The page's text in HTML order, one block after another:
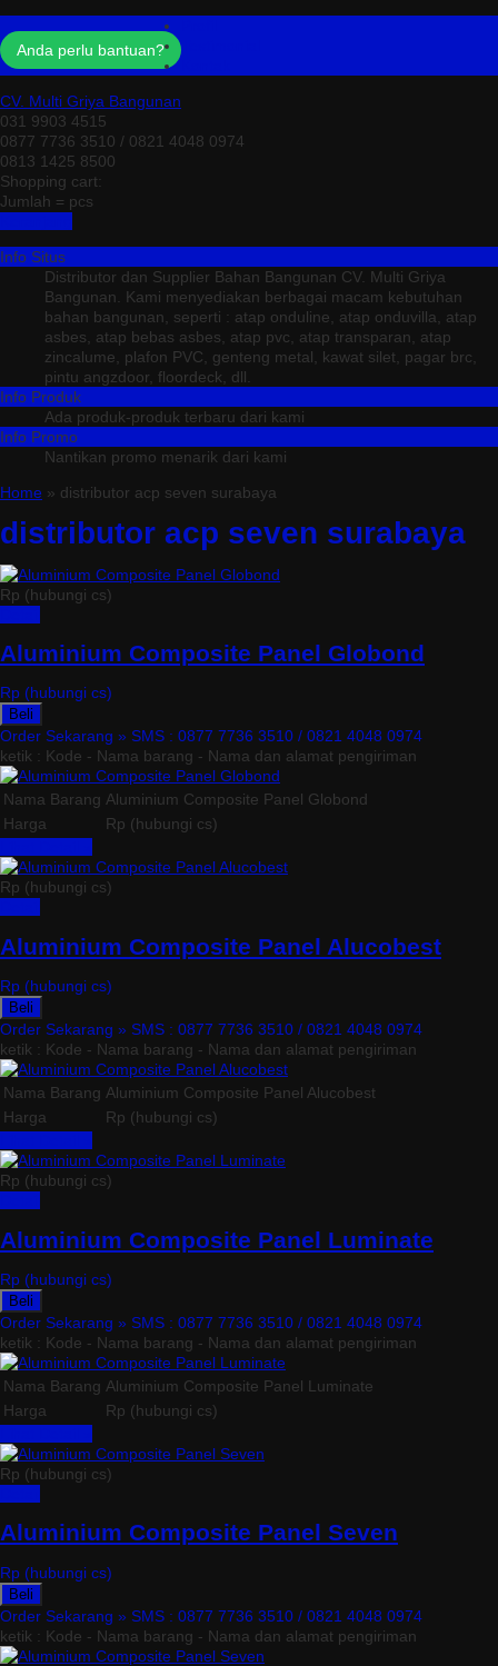
Anda perlu bantuan?
CV. Multi Griya Bangunan
031 9903 4515
0877 7736 3510 / 0821 4048 0974
0813 1425 8500
Shopping cart:
Jumlah = pcs
Info Situs
Distributor dan Supplier Bahan Bangunan CV. Multi Griya
Bangunan. Kami menyediakan berbagai macam kebutuhan
bahan bangunan, seperti : atap onduline, atap onduvilla, atap
asbes, atap bebas asbes, atap pvc, atap transparan, atap
zincalume, plafon PVC, genteng metal, kawat silet, pagar brc,
pintu angzdoor, floordeck, dll.
Info Produk
Ada produk-produk terbaru dari kami
Info Promo
Nantikan promo menarik dari kami
Home » distributor acp seven surabaya
distributor acp seven surabaya
Rp (hubungi cs)
Aluminium Composite Panel Globond
Rp (hubungi cs)
Beli
Order Sekarang » SMS : 0877 7736 3510 / 0821 4048 0974
ketik : Kode - Nama barang - Nama dan alamat pengiriman
Nama Barang Aluminium Composite Panel Globond
Harga
Rp (hubungi cs)
Rp (hubungi cs)
Aluminium Composite Panel Alucobest
Rp (hubungi cs)
Beli
Order Sekarang » SMS : 0877 7736 3510 / 0821 4048 0974
ketik : Kode - Nama barang - Nama dan alamat pengiriman
Nama Barang Aluminium Composite Panel Alucobest
Harga
Rp (hubungi cs)
Rp (hubungi cs)
Aluminium Composite Panel Luminate
Rp (hubungi cs)
Beli
Order Sekarang » SMS : 0877 7736 3510 / 0821 4048 0974
ketik : Kode - Nama barang - Nama dan alamat pengiriman
Nama Barang Aluminium Composite Panel Luminate
Harga
Rp (hubungi cs)
Rp (hubungi cs)
Aluminium Composite Panel Seven
Rp (hubungi cs)
Beli
Order Sekarang » SMS : 0877 7736 3510 / 0821 4048 0974
ketik : Kode - Nama barang - Nama dan alamat pengiriman